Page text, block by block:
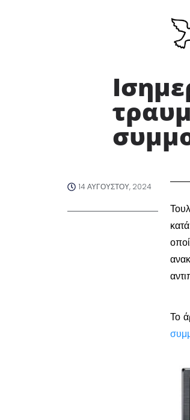
14 ΑΥΓΟΎΣΤΟΥ, 2024
Το